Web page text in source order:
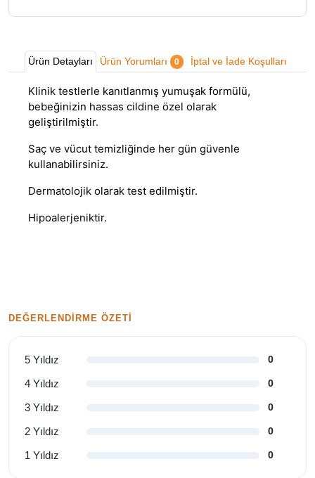
Ürün Detayları Ürün Yorumları 0 İptal ve İade Koşulları
Klinik testlerle kanıtlanmış yumuşak formülü,
bebeğinizin hassas cildine özel olarak
geliştirilmiştir.
Saç ve vücut temizliğinde her gün güvenle
kullanabilirsiniz.
Dermatolojik olarak test edilmiştir.
Hipoalerjeniktir.
DEĞERLENDIRME ÖZETI
5 Yıldız 0
4 Yıldız 0
3 Yıldız 0
2 Yıldız 0
1 Yıldız 0